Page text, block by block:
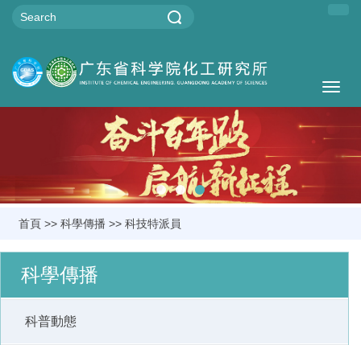
首頁 >> 科學傳播 >> 科技特派員
科學傳播
科普動態